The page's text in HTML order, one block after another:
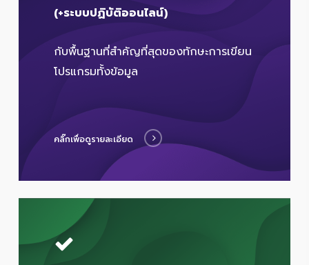
(+ระบบปฏิบัติออนไลน์)
กับพื้นฐานที่สำคัญที่สุดของทักษะการเขียน
โปรแกรมทั้งข้อมูล
คลิ๊กเพื่อดูรายละเอียด